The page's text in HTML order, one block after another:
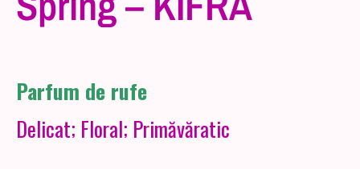
Parfum de rufe
Delicat; Floral; Primăvăratic